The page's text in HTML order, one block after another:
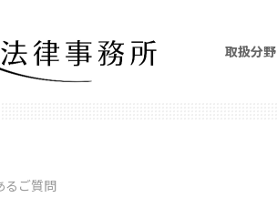
取扱分野
るご質問